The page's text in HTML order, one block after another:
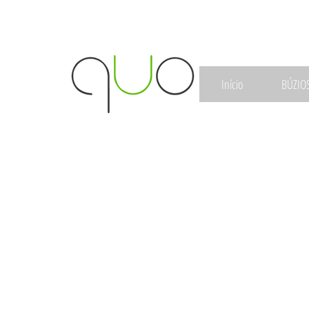
Início